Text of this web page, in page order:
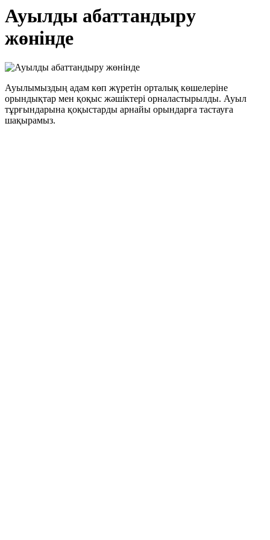
Ауылды абаттандыру
жөнінде
Ауылымыздың адам көп жүретін орталық көшелеріне
орындықтар мен қоқыс жәшіктері орналастырылды. Ауыл
тұрғындарына қоқыстарды арнайы орындарға тастауға
шақырамыз.